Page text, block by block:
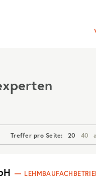
Treffer pro Seite: 20 40